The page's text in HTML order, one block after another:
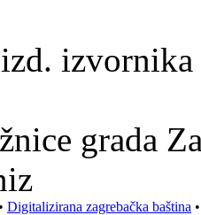
izvornika
grada
• Digitalizirana zagrebačka baština